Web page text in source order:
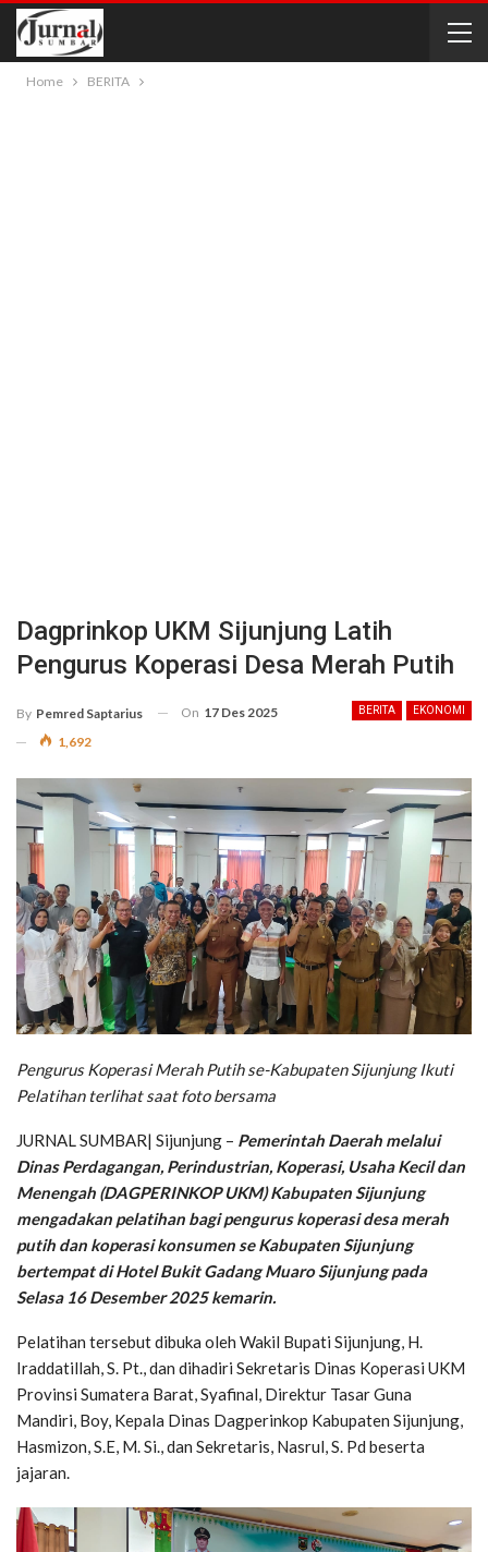
Home BERITA
Dagprinkop UKM Sijunjung Latih
Pengurus Koperasi Desa Merah Putih
BERITA EKONOMI
By Pemred Saptarius On 17 Des 2025
1,692
Pengurus Koperasi Merah Putih se-Kabupaten Sijunjung Ikuti
Pelatihan terlihat saat foto bersama
JURNAL SUMBAR| Sijunjung – Pemerintah Daerah melalui
Dinas Perdagangan, Perindustrian, Koperasi, Usaha Kecil dan
Menengah (DAGPERINKOP UKM) Kabupaten Sijunjung
mengadakan pelatihan bagi pengurus koperasi desa merah
putih dan koperasi konsumen se Kabupaten Sijunjung
bertempat di Hotel Bukit Gadang Muaro Sijunjung pada
Selasa 16 Desember 2025 kemarin.
Pelatihan tersebut dibuka oleh Wakil Bupati Sijunjung, H.
Iraddatillah, S. Pt., dan dihadiri Sekretaris Dinas Koperasi UKM
Provinsi Sumatera Barat, Syafinal, Direktur Tasar Guna
Mandiri, Boy, Kepala Dinas Dagperinkop Kabupaten Sijunjung,
Hasmizon, S.E, M. Si., dan Sekretaris, Nasrul, S. Pd beserta
jajaran.